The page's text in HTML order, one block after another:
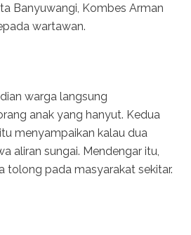
Banyuwangi, Kombes Arman
wartawan.
warga langsung
anak yang hanyut. Kedua
menyampaikan kalau dua
aliran sungai. Mendengar itu,
tolong pada masyarakat sekitar.